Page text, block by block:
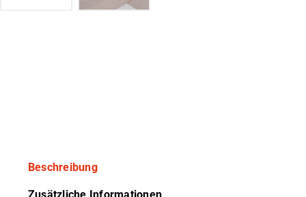
Beschreibung
Zusätzliche Informationen